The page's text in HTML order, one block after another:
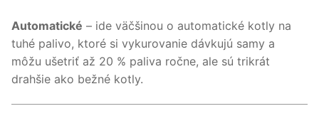
Automatické – ide väčšinou o automatické kotly na
tuhé palivo, ktoré si vykurovanie dávkujú samy a
môžu ušetriť až 20 % paliva ročne, ale sú trikrát
drahšie ako bežné kotly.